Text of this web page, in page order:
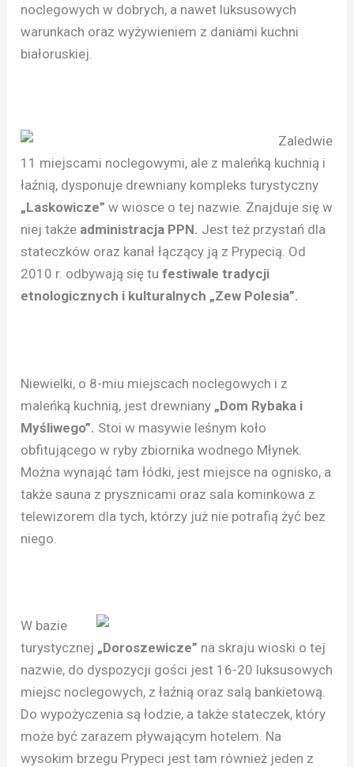
noclegowych w dobrych, a nawet luksusowych
warunkach oraz wyżywieniem z daniami kuchni
białoruskiej.
Zaledwie
11 miejscami noclegowymi, ale z maleńką kuchnią i
łaźnią, dysponuje drewniany kompleks turystyczny
„Laskowicze” w wiosce o tej nazwie. Znajduje się w
niej także administracja PPN. Jest też przystań dla
stateczków oraz kanał łączący ją z Prypecią. Od
2010 r. odbywają się tu festiwale tradycji
etnologicznych i kulturalnych „Zew Polesia”.
Niewielki, o 8-miu miejscach noclegowych i z
maleńką kuchnią, jest drewniany „Dom Rybaka i
Myśliwego”. Stoi w masywie leśnym koło
obfitującego w ryby zbiornika wodnego Młynek.
Można wynająć tam łódki, jest miejsce na ognisko, a
także sauna z prysznicami oraz sala kominkowa z
telewizorem dla tych, którzy już nie potrafią żyć bez
niego.
W bazie
turystycznej „Doroszewicze” na skraju wioski o tej
nazwie, do dyspozycji gości jest 16-20 luksusowych
miejsc noclegowych, z łaźnią oraz salą bankietową.
Do wypożyczenia są łodzie, a także stateczek, który
może być zarazem pływającym hotelem. Na
wysokim brzegu Prypeci jest tam również jeden z